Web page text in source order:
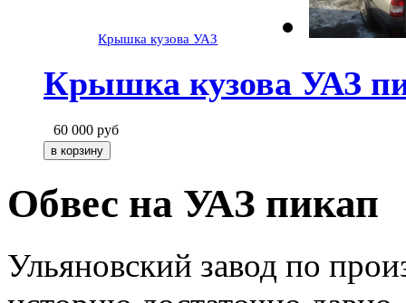
Крышка кузова УАЗ
Крышка кузова УАЗ
60 000 руб
Обвес на УАЗ пикап
Ульяновский завод по